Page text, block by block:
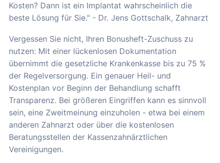
Kosten? Dann ist ein Implantat wahrscheinlich die
beste Lösung für Sie." - Dr. Jens Gottschalk, Zahnarzt
Vergessen Sie nicht, Ihren Bonusheft-Zuschuss zu
nutzen: Mit einer lückenlosen Dokumentation
übernimmt die gesetzliche Krankenkasse bis zu 75 %
der Regelversorgung. Ein genauer Heil- und
Kostenplan vor Beginn der Behandlung schafft
Transparenz. Bei größeren Eingriffen kann es sinnvoll
sein, eine Zweitmeinung einzuholen - etwa bei einem
anderen Zahnarzt oder über die kostenlosen
Beratungsstellen der Kassenzahnärztlichen
Vereinigungen.